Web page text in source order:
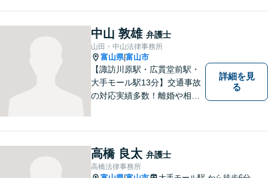
したことでも、ぜひお気軽に
ご相談ください。平日夜間相
談OK！【複数弁護士在籍】
中山 敦雄 弁護士
山田・中山法律事務所
富山県|富山市
【諏訪川原駅・広貫堂前駅・
大手モール駅13分】交通事故
の対応実績多数！離婚や相続
抱える前に、私と一緒に最善
策がないか考えてみません
か？【複数弁護士在籍】
詳細を見
る
高橋 良太 弁護士
高橋法律事務所